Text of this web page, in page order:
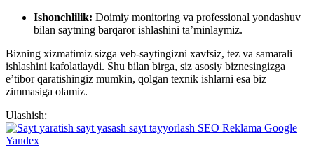
Ishonchlilik: Doimiy monitoring va professional yondashuv
bilan saytning barqaror ishlashini ta’minlaymiz.
Bizning xizmatimiz sizga veb-saytingizni xavfsiz, tez va samarali
ishlashini kafolatlaydi. Shu bilan birga, siz asosiy biznesingizga
e’tibor qaratishingiz mumkin, qolgan texnik ishlarni esa biz
zimmasiga olamiz.
Ulashish: